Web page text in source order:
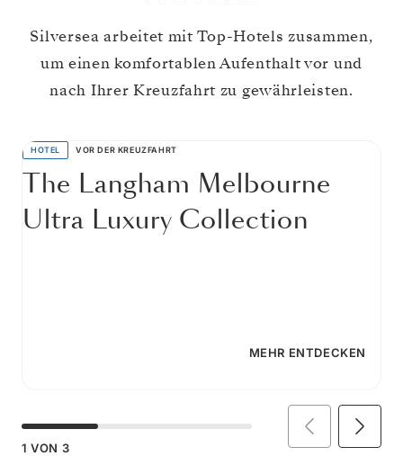
Silversea arbeitet mit Top-Hotels zusammen,
um einen komfortablen Aufenthalt vor und
nach Ihrer Kreuzfahrt zu gewährleisten.
HOTEL VOR DER KREUZFAHRT
The Langham Melbourne
Ultra Luxury Collection
MEHR ENTDECKEN
1 VON 3